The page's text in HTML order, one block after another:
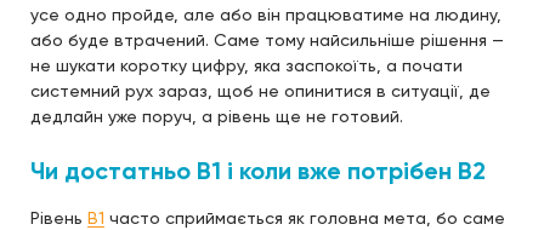
усе одно пройде, але або він працюватиме на людину,
або буде втрачений. Саме тому найсильніше рішення —
не шукати коротку цифру, яка заспокоїть, а почати
системний рух зараз, щоб не опинитися в ситуації, де
дедлайн уже поруч, а рівень ще не готовий.
Чи достатньо B1 і коли вже потрібен B2
Рівень B1 часто сприймається як головна мета, бо саме